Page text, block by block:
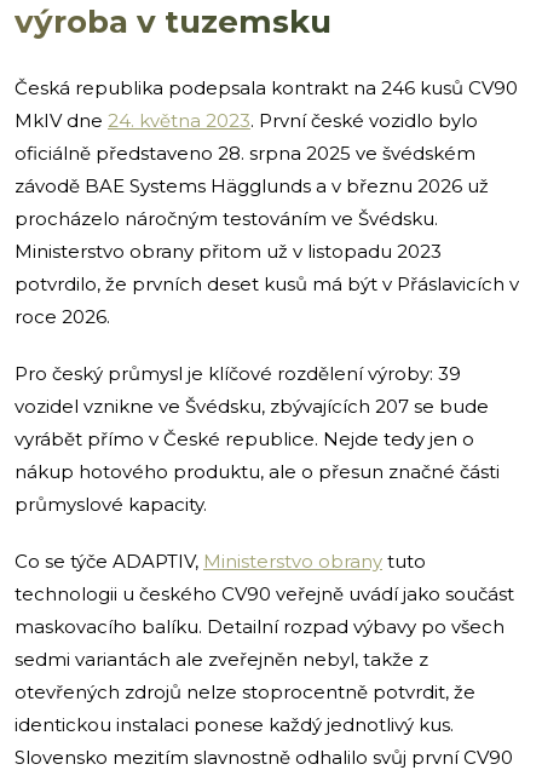
výroba v tuzemsku
Česká republika podepsala kontrakt na 246 kusů CV90
MkIV dne 24. května 2023. První české vozidlo bylo
oficiálně představeno 28. srpna 2025 ve švédském
závodě BAE Systems Hägglunds a v březnu 2026 už
procházelo náročným testováním ve Švédsku.
Ministerstvo obrany přitom už v listopadu 2023
potvrdilo, že prvních deset kusů má být v Přáslavicích v
roce 2026.
Pro český průmysl je klíčové rozdělení výroby: 39
vozidel vznikne ve Švédsku, zbývajících 207 se bude
vyrábět přímo v České republice. Nejde tedy jen o
nákup hotového produktu, ale o přesun značné části
průmyslové kapacity.
Co se týče ADAPTIV, Ministerstvo obrany tuto
technologii u českého CV90 veřejně uvádí jako součást
maskovacího balíku. Detailní rozpad výbavy po všech
sedmi variantách ale zveřejněn nebyl, takže z
otevřených zdrojů nelze stoprocentně potvrdit, že
identickou instalaci ponese každý jednotlivý kus.
Slovensko mezitím slavnostně odhalilo svůj první CV90